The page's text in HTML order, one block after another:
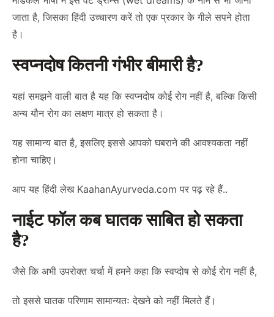
जाता है, जिसका हिंदी उच्चारण करें तो एक प्रकार के गीले सपने होता
है।
स्वप्नदोष कितनी गंभीर बीमारी है?
यहां समझने वाली बात है यह कि स्वप्नदोष कोई रोग नहीं है, बल्कि किसी
अन्य यौन रोग का लक्षण मात्र हो सकता है।
यह सामान्य बात है, इसलिए इससे आपको घबराने की आवश्यकता नहीं
होना चाहिए।
आप यह हिंदी लेख KaahanAyurveda.com पर पढ़ रहे हैं..
नाईट फॉल कब घातक साबित हो सकता
है?
जैसे कि अभी उपरोक्त चर्चा में हमने कहा कि स्वप्दोष से कोई रोग नहीं है,
तो इससे घातक परिणाम सामान्यतः देखने को नहीं मिलते हैं।